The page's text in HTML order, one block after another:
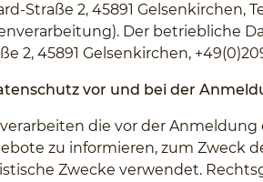
Straße 2, 45891 Gelsenkirchen,
Der betriebliche
2, 45891 Gelsenkirchen,
vor und bei der
die vor der
zu informieren, zum Zweck
Zwecke verwendet.